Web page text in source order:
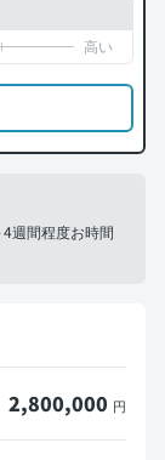
週間程度お時間
2,800,000 円